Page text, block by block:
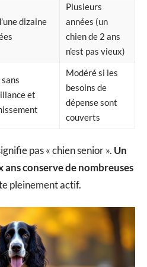
dizaine
Plusieurs
années (un
chien de 2 ans
n’est pas vieux)
et
Modéré si les
besoins de
dépense sont
couverts
pas « chien senior ». Un
conserve de nombreuses
pleinement actif.